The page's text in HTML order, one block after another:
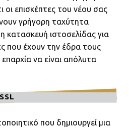
οι επισκέπτες του νέου σας
γρήγορη ταχύτητα
κατασκευή ιστοσελίδας για
που έχουν την έδρα τους
να είναι απόλυτα
που δημιουργεί μια